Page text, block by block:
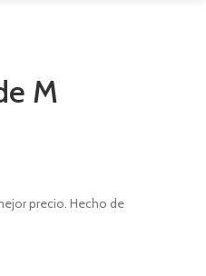
M
precio. Hecho de